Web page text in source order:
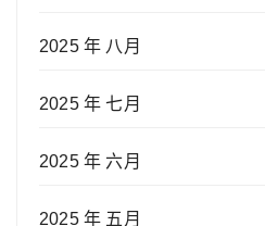
2025 年 八月
2025 年 七月
2025 年 六月
2025 年 五月